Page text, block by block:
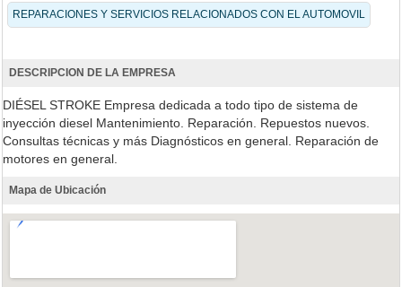
REPARACIONES Y SERVICIOS RELACIONADOS CON EL AUTOMOVIL
DESCRIPCION DE LA EMPRESA
DIÉSEL STROKE Empresa dedicada a todo tipo de sistema de
inyección diesel Mantenimiento. Reparación. Repuestos nuevos.
Consultas técnicas y más Diagnósticos en general. Reparación de
motores en general.
Mapa de Ubicación